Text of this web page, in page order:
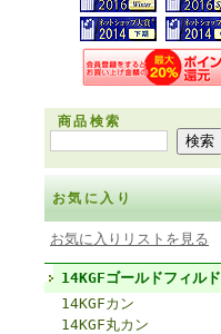
商品検索
お気に入り
お気に入りリストを見る
14KGFゴールドフィルド
14KGFカン
14KGF丸カン